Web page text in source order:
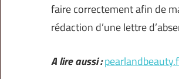
faire correctement afin de
rédaction d’une lettre
A lire aussi :